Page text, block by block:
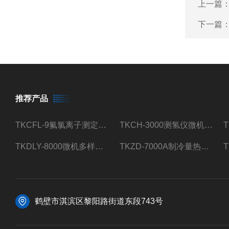
上一篇
下一篇
推荐产品
TKCFL-9氟氯离子测定仪自动煤质检测 TKCH-3000测氢仪微机氢元素测定煤质检测
TKDLY-8000微机多样测硫仪自动定硫仪化验室硫含量测定 TKZD-7000A制冷量热仪自动升降热值仪煤质检测
鹤壁市淇滨区黎阳路街道东段743号